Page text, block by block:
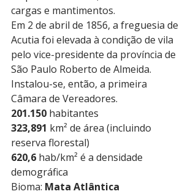
cargas e mantimentos.
Em 2 de abril de 1856, a freguesia de
Acutia foi elevada à condição de vila
pelo vice-presidente da província de
São Paulo Roberto de Almeida.
Instalou-se, então, a primeira
Câmara de Vereadores.
201.150 habitantes
323,891 km² de área (incluindo
reserva florestal)
620,6 hab/km² é a densidade
demográfica
Bioma: Mata Atlântica